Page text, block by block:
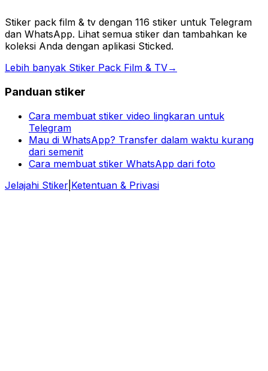
Stiker pack film & tv dengan 116 stiker untuk Telegram
dan WhatsApp. Lihat semua stiker dan tambahkan ke
koleksi Anda dengan aplikasi Sticked.
Lebih banyak Stiker Pack Film & TV→
Panduan stiker
Cara membuat stiker video lingkaran untuk
Telegram
Mau di WhatsApp? Transfer dalam waktu kurang
dari semenit
Cara membuat stiker WhatsApp dari foto
Jelajahi Stiker Ketentuan & Privasi